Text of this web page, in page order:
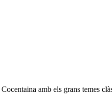
amb els grans temes